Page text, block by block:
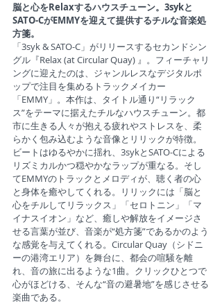
脳と心をRelaxするハウスチューン。3sykと
SATO-CがEMMYを迎えて提供するチルな音楽処
方箋。
「3syk & SATO-C」がリリースするセカンドシン
グル『Relax (at Circular Quay) 』。フィーチャリ
ングに迎えたのは、ジャンルレスなデジタルポ
ップで注目を集めるトラックメイカー
「EMMY」。本作は、タイトル通り“リラック
ス”をテーマに据えたチルなハウスチューン。都
市に生きる人々が抱える疲れやストレスを、柔
らかく包み込むような音像とリリックが特徴。
ビートはゆるやかに揺れ、3sykとSATO-Cによる
リズミカルかつ穏やかなラップが重なる。そし
てEMMYのトラックとメロディが、聴く者の心
と身体を癒やしてくれる。リリックには「脳と
心をチルしてリラックス」「セロトニン」「マ
イナスイオン」など、癒しや解放をイメージさ
せる言葉が並び、音楽が“処方箋”であるかのよう
な感覚を与えてくれる。Circular Quay（シドニ
ーの港湾エリア）を舞台に、都会の喧騒を離
れ、音の旅に出るような1曲。クリックひとつで
心がほどける、そんな“音の避暑地”を感じさせる
楽曲である。